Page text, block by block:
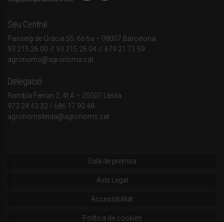
Seu Central
Passeig de Gràcia 55, 6è 6a – 08007 Barcelona
93 215 26 00 // 93 215 26 04 // 679 21 71 59
agronoms@agronoms.cat
Delegació
Rambla Ferran 2, 4t A – 25007 Lleida
973 24 43 32 / 686 17 90 48
agronomslleida@agronoms.cat
Sala de premsa
Avís Legal
Accessibilitat
Política de cookies